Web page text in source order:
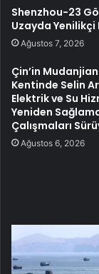
Shenzhou-23
Uzayda Yenilikçi
Ağustos 7, 2026
Çin’in
Kentinde Selin
Elektrik ve Su
Yeniden
Çalışmaları
Ağustos 6, 2026